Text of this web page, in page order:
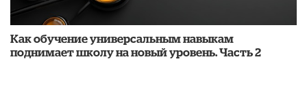
​Как обучение универсальным навыкам
поднимает школу на новый уровень. Часть 2